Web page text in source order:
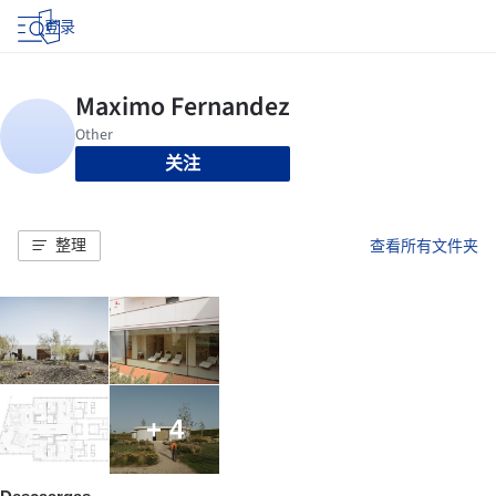
登录
关注
整理 查看所有文件夹
+ 4